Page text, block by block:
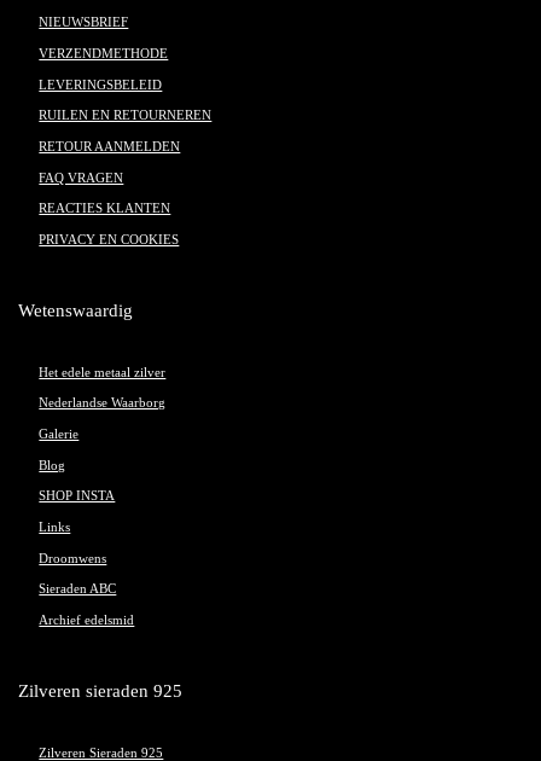
NIEUWSBRIEF
VERZENDMETHODE
LEVERINGSBELEID
RUILEN EN RETOURNEREN
RETOUR AANMELDEN
FAQ VRAGEN
REACTIES KLANTEN
PRIVACY EN COOKIES
Wetenswaardig
Het edele metaal zilver
Nederlandse Waarborg
Galerie
Blog
SHOP INSTA
Links
Droomwens
Sieraden ABC
Archief edelsmid
Zilveren sieraden 925
Zilveren Sieraden 925